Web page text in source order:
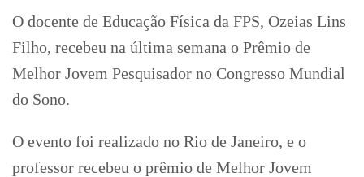
O docente de Educação Física da FPS, Ozeias Lins
Filho, recebeu na última semana o Prêmio de
Melhor Jovem Pesquisador no Congresso Mundial
do Sono.
O evento foi realizado no Rio de Janeiro, e o
professor recebeu o prêmio de Melhor Jovem